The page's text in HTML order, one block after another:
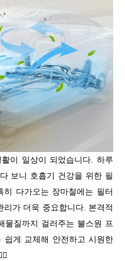
이 일상이 되었습니다.하루
보니 호흡기 건강을 위한 필
히 다가오는 장마철에는 필터
가 더욱 중요합니다. 본격적
물질까지 걸러주는 불스원 프
쉽게 교체해 안전하고 시원한